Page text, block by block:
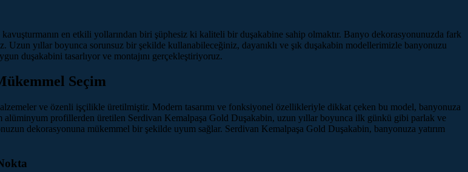
en etkili yollarından biri şüphesiz ki kaliteli bir duşakabine sahip olmaktır. Banyo dekorasyonunuzda fark
Uzun yıllar boyunca sorunsuz bir şekilde kullanabileceğiniz, dayanıklı ve şık duşakabin modellerimizle banyonuzu
duşakabini tasarlıyor ve montajını gerçekleştiriyoruz.
Seçim
ve özenli işçilikle üretilmiştir. Modern tasarımı ve fonksiyonel özellikleriyle dikkat çeken bu model, banyonuza
alüminyum profillerden üretilen Serdivan Kemalpaşa Gold Duşakabin, uzun yıllar boyunca ilk günkü gibi parlak ve
dekorasyonuna mükemmel bir şekilde uyum sağlar. Serdivan Kemalpaşa Gold Duşakabin, banyonuza yatırım